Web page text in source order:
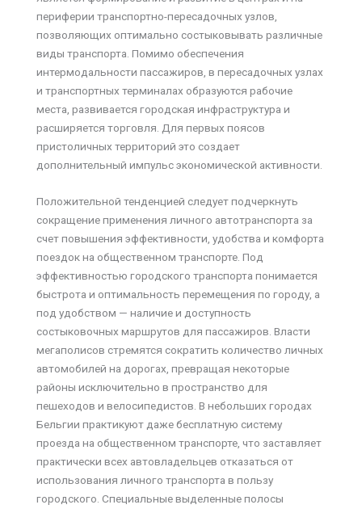
периферии транспортно-пересадочных узлов,
позволяющих оптимально состыковывать различные
виды транспорта. Помимо обеспечения
интермодальности пассажиров, в пересадочных узлах
и транспортных терминалах образуются рабочие
места, развивается городская инфраструктура и
расширяется торговля. Для первых поясов
пристоличных территорий это создает
дополнительный импульс экономической активности.
Положительной тенденцией следует подчеркнуть
сокращение применения личного автотранспорта за
счет повышения эффективности, удобства и комфорта
поездок на общественном транспорте. Под
эффективностью городского транспорта понимается
быстрота и оптимальность перемещения по городу, а
под удобством — наличие и доступность
состыковочных маршрутов для пассажиров. Власти
мегаполисов стремятся сократить количество личных
автомобилей на дорогах, превращая некоторые
районы исключительно в пространство для
пешеходов и велосипедистов. В небольших городах
Бельгии практикуют даже бесплатную систему
проезда на общественном транспорте, что заставляет
практически всех автовладельцев отказаться от
использования личного транспорта в пользу
городского. Специальные выделенные полосы